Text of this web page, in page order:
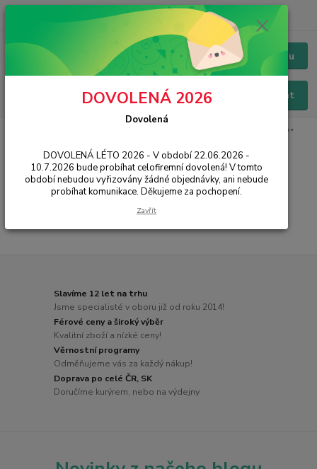
Menu
Hledat
Chat / Online podpora - 24/7
Galaxy Tab S3 9.7"
Galaxy Tab S3 9.7"
Slavíme 12 let na trhu
Jsme specialisté v oboru již od roku 2014!
Férové ceny a široký výběr
Kvalitní zboží a nízké ceny!
Věrnostní programy
Odměňujeme vás za každý nákup!
Doprava po celé ČR, SK
Doručíme kurýrem, nebo na výdejny
DOVOLENÁ 2026
Dovolená
DOVOLENÁ LÉTO 2026 - V období 22.06.2026 -
10.7.2026 bude probíhat celofiremní dovolená! V tomto
období nebudou vyřizovány žádné objednávky, ani nebude
probíhat komunikace. Děkujeme za pochopení.
Zavřít